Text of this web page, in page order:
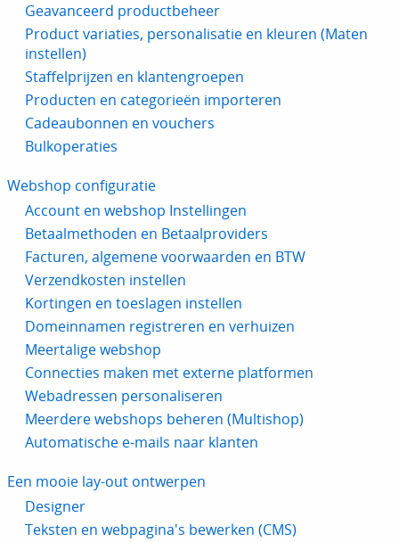
Geavanceerd productbeheer
Product variaties, personalisatie en kleuren (Maten
instellen)
Staffelprijzen en klantengroepen
Producten en categorieën importeren
Cadeaubonnen en vouchers
Bulkoperaties
Webshop configuratie
Account en webshop Instellingen
Betaalmethoden en Betaalproviders
Facturen, algemene voorwaarden en BTW
Verzendkosten instellen
Kortingen en toeslagen instellen
Domeinnamen registreren en verhuizen
Meertalige webshop
Connecties maken met externe platformen
Webadressen personaliseren
Meerdere webshops beheren (Multishop)
Automatische e-mails naar klanten
Een mooie lay-out ontwerpen
Designer
Teksten en webpagina's bewerken (CMS)